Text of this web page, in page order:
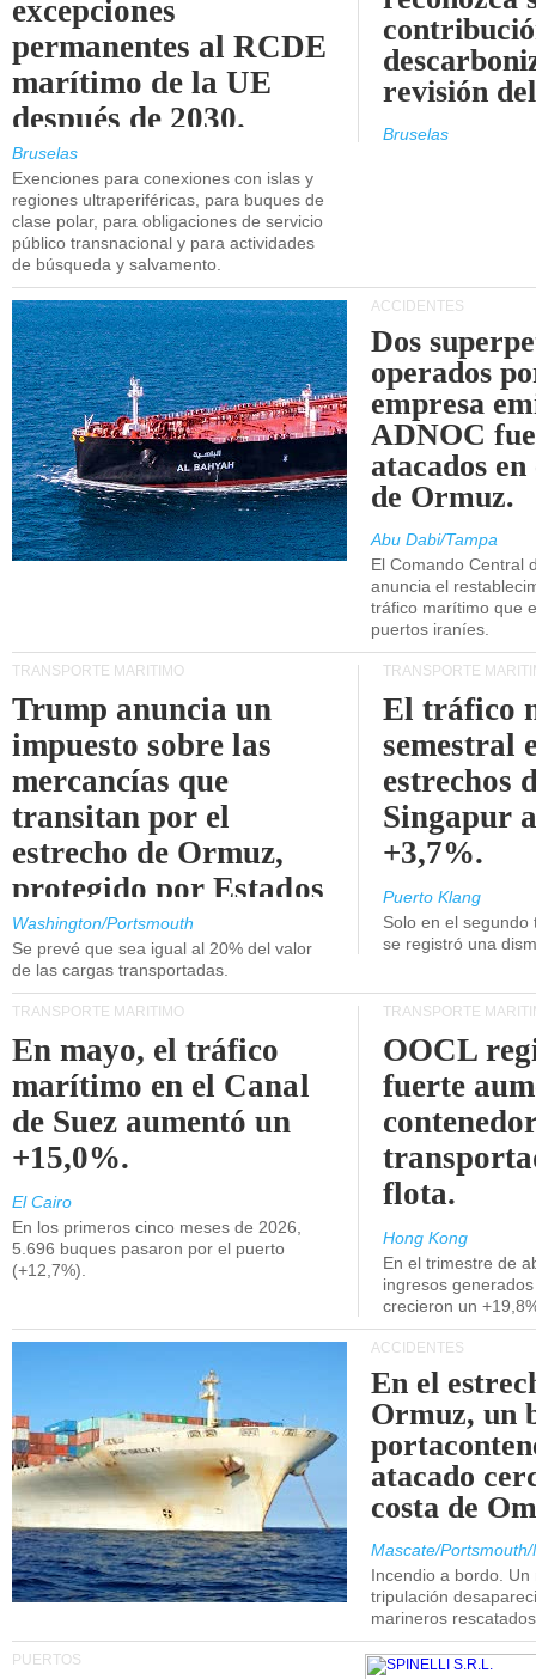
excepciones
permanentes al RCDE
marítimo de la UE
después de 2030.
Bruselas
Exenciones para conexiones con islas y
regiones ultraperiféricas, para buques de
clase polar, para obligaciones de servicio
público transnacional y para actividades
de búsqueda y salvamento.
revisión
Bruselas
ACCIDENTES
Dos
operados
empresa
ADNOC
atacados
de Ormuz.
Abu Dabi/Tampa
El Comando Central
anuncia el
tráfico marítimo que
puertos iraníes.
TRANSPORTE MARÍTIMO
Trump anuncia un
impuesto sobre las
mercancías que
transitan por el
estrecho de Ormuz,
protegido por Estados
Unidos.
Washington/Portsmouth
Se prevé que sea igual al 20% del valor
de las cargas transportadas.
TRANSPORTE
El tráfico
semestral
estrechos
Singapur
+3,7%.
Puerto Klang
Solo en el
se registró una
TRANSPORTE MARÍTIMO
En mayo, el tráfico
marítimo en el Canal
de Suez aumentó un
+15,0%.
El Cairo
En los primeros cinco meses de 2026,
5.696 buques pasaron por el puerto
(+12,7%).
TRANSPORTE
OOCL
fuerte
flota.
Hong Kong
En el trimestre de
ingresos
crecieron un
ACCIDENTES
En el
Ormuz, un
atacado
costa de
Mascate/
Incendio a bordo.
tripulación
marineros
PUERTOS